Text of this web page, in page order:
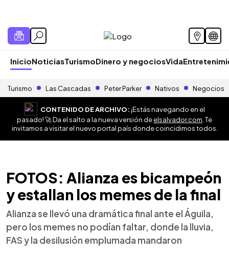
InicioNoticiasTurismoDinero y negociosVida
Turismo Las Cascadas Peter Parker Nativos Negocios
CONTENIDO DE ARCHIVO:¡Estás navegando en el
pasado! 🚀 Da el salto a la nueva versión deelsalvador.com . Te
invitamos a visitar el nuevo portal país donde coincidimos todos.
FOTOS: Alianza es bicampeón
y estallan los memes de la final
Alianza se llevó una dramática final ante el Águila,
pero los memes no podían faltar, donde la lluvia,
FAS y la desilusión emplumada mandaron